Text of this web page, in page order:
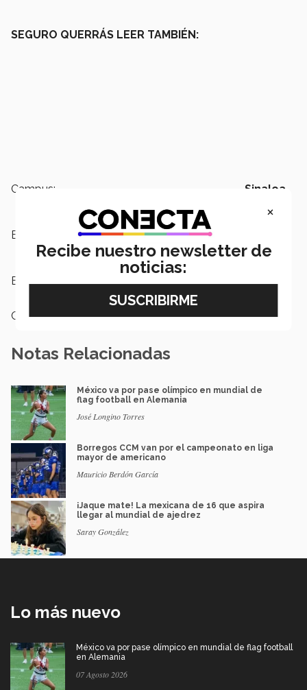
SEGURO QUERRÁS LEER TAMBIÉN:
Campus: Sinaloa
Escuelas: Humanidades y Educación
Etiquetas:
Categoría: Deportes
Notas Relacionadas
México va por pase olímpico en mundial de
flag football en Alemania
José Longino Torres
Borregos CCM van por el campeonato en liga
mayor de americano
Mauricio Berdón García
¡Jaque mate! La mexicana de 16 que aspira
llegar al mundial de ajedrez
Saray González
Lo más nuevo
México va por pase olímpico en mundial de flag football
en Alemania
07 Agosto 2026
×
Recibe nuestro newsletter de
noticias: